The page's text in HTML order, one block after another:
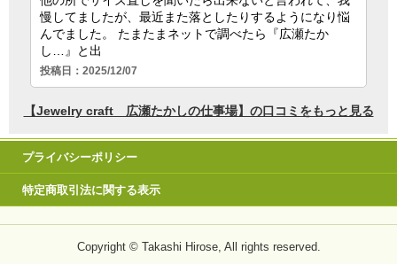
プライバシーポリシー
特定商取引法に関する表示
Copyright © Takashi Hirose, All rights reserved.